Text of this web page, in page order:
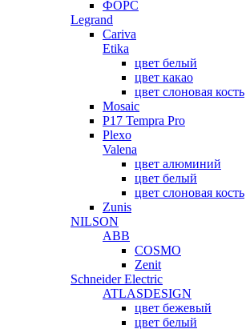
ФОРС
Legrand
Cariva
Etika
цвет белый
цвет какао
цвет слоновая кость
Mosaic
P17 Tempra Pro
Plexo
Valena
цвет алюминий
цвет белый
цвет слоновая кость
Zunis
NILSON
ABB
COSMO
Zenit
Schneider Electric
ATLASDESIGN
цвет бежевый
цвет белый